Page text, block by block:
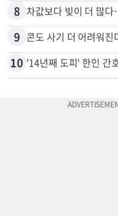
7
8 차값보다 빚이 더 많다
9 콘도 사기 더 어려워진
'14년째 도피' 한인